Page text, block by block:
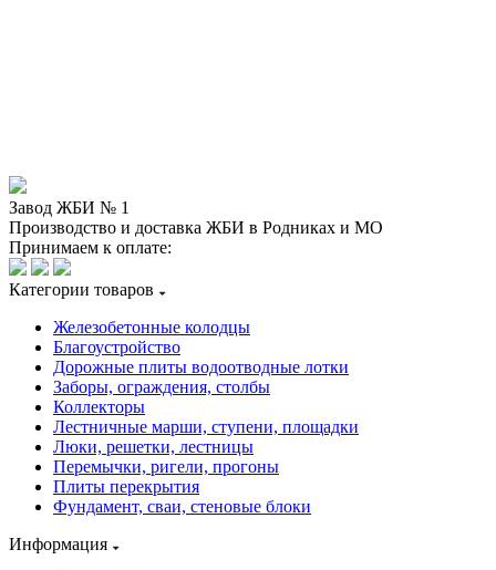
Завод ЖБИ № 1
Производство и доставка ЖБИ в Родниках и МО
Принимаем к оплате:
Категории товаров
Железобетонные колодцы
Благоустройство
Дорожные плиты водоотводные лотки
Заборы, ограждения, столбы
Коллекторы
Лестничные марши, ступени, площадки
Люки, решетки, лестницы
Перемычки, ригели, прогоны
Плиты перекрытия
Фундамент, сваи, стеновые блоки
Информация